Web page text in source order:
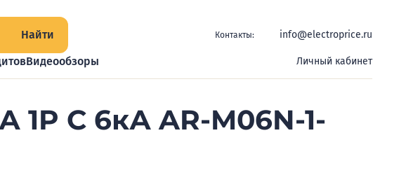
Найти Контакты: info@electroprice.ru
Видеообзоры Личный кабинет
C 6кА AR-M06N-1-